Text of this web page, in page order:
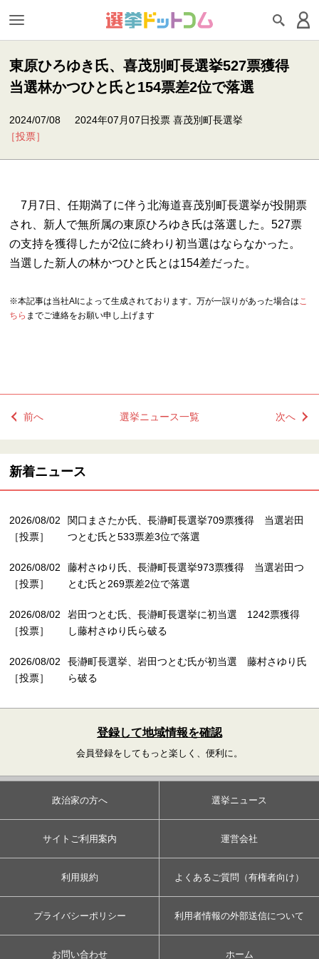
東原ひろゆき氏、喜茂別町長選挙527票獲得
当選林かつひと氏と154票差2位で落選
2024/07/08
［投票］
2024年07月07日投票 喜茂別町長選挙
7月7日、任期満了に伴う北海道喜茂別町長選挙が投開票
され、新人で無所属の東原ひろゆき氏は落選した。527票
の支持を獲得したが2位に終わり初当選はならなかった。
当選した新人の林かつひと氏とは154差だった。
※本記事は当社AIによって生成されております。万が一誤りがあった場合はこ
ちら までご連絡をお願い申し上げます
前へ 選挙ニュース一覧 次へ
新着ニュース
2026/08/02
［投票］
関口まさたか氏、長瀞町長選挙709票獲得 当選岩田
つとむ氏と533票差3位で落選
2026/08/02
［投票］
藤村さゆり氏、長瀞町長選挙973票獲得 当選岩田つ
とむ氏と269票差2位で落選
2026/08/02
［投票］
岩田つとむ氏、長瀞町長選挙に初当選 1242票獲得
し藤村さゆり氏ら破る
2026/08/02
［投票］
長瀞町長選挙、岩田つとむ氏が初当選 藤村さゆり氏
ら破る
登録して地域情報を確認
会員登録をしてもっと楽しく、便利に。
政治家の方へ 選挙ニュース
サイトご利用案内 運営会社
利用規約 よくあるご質問（有権者向け）
プライバシーポリシー 利用者情報の外部送信について
お問い合わせ ホーム